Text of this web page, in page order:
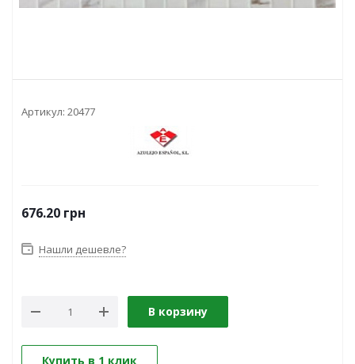
Артикул: 20477
676.20 грн
Нашли дешевле?
В корзину
Купить в 1 клик